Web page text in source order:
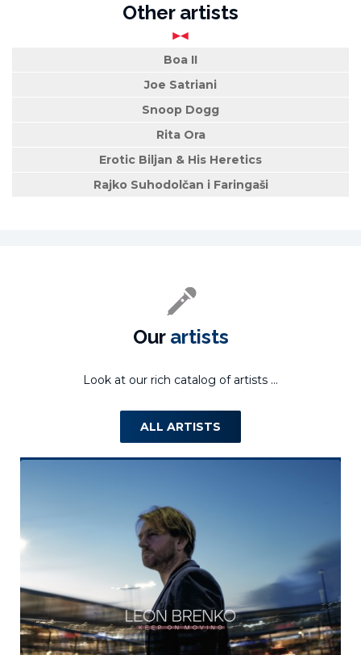
Other artists
Boa II
Joe Satriani
Snoop Dogg
Rita Ora
Erotic Biljan & His Heretics
Rajko Suhodolčan i Faringaši
Our artists
Look at our rich catalog of artists ...
ALL ARTISTS